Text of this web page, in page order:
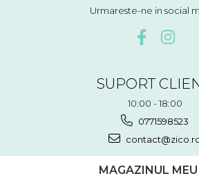
Urmareste-ne in social
SUPORT
10:00 - 18:00
0771598523
MAGAZINUL MEU